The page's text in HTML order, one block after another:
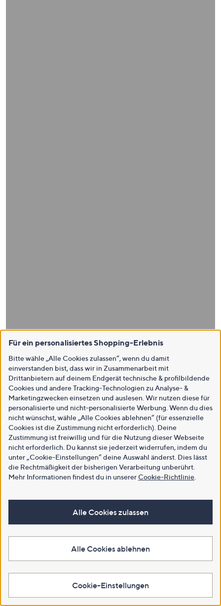
Für ein personalisiertes Shopping-Erlebnis
Bitte wähle „Alle Cookies zulassen“, wenn du damit
einverstanden bist, dass wir in Zusammenarbeit mit
Drittanbietern auf deinem Endgerät technische & profilbildende
Cookies und andere Tracking-Technologien zu Analyse- &
Marketingzwecken einsetzen und auslesen. Wir nutzen diese für
personalisierte und nicht-personalisierte Werbung. Wenn du dies
nicht wünschst, wähle „Alle Cookies ablehnen“ (für essenzielle
Cookies ist die Zustimmung nicht erforderlich). Deine
Zustimmung ist freiwillig und für die Nutzung dieser Webseite
nicht erforderlich. Du kannst sie jederzeit widerrufen, indem du
unter „Cookie-Einstellungen“ deine Auswahl änderst. Dies lässt
die Rechtmäßigkeit der bisherigen Verarbeitung unberührt.
Mehr Informationen findest du in unsererCookie-Richtlinie
Alle Cookies zulassen
Alle Cookies ablehnen
Cookie-Einstellungen